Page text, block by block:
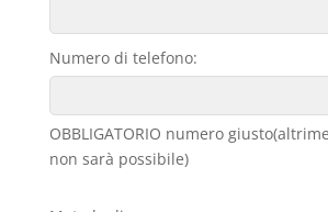
Numero di telefono:
OBBLIGATORIO numero
non sarà possibile)